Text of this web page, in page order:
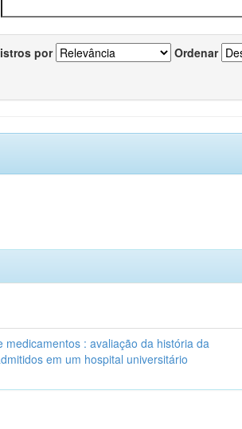
por Ordenar
medicamentos : avaliação da história da
em um hospital universitário